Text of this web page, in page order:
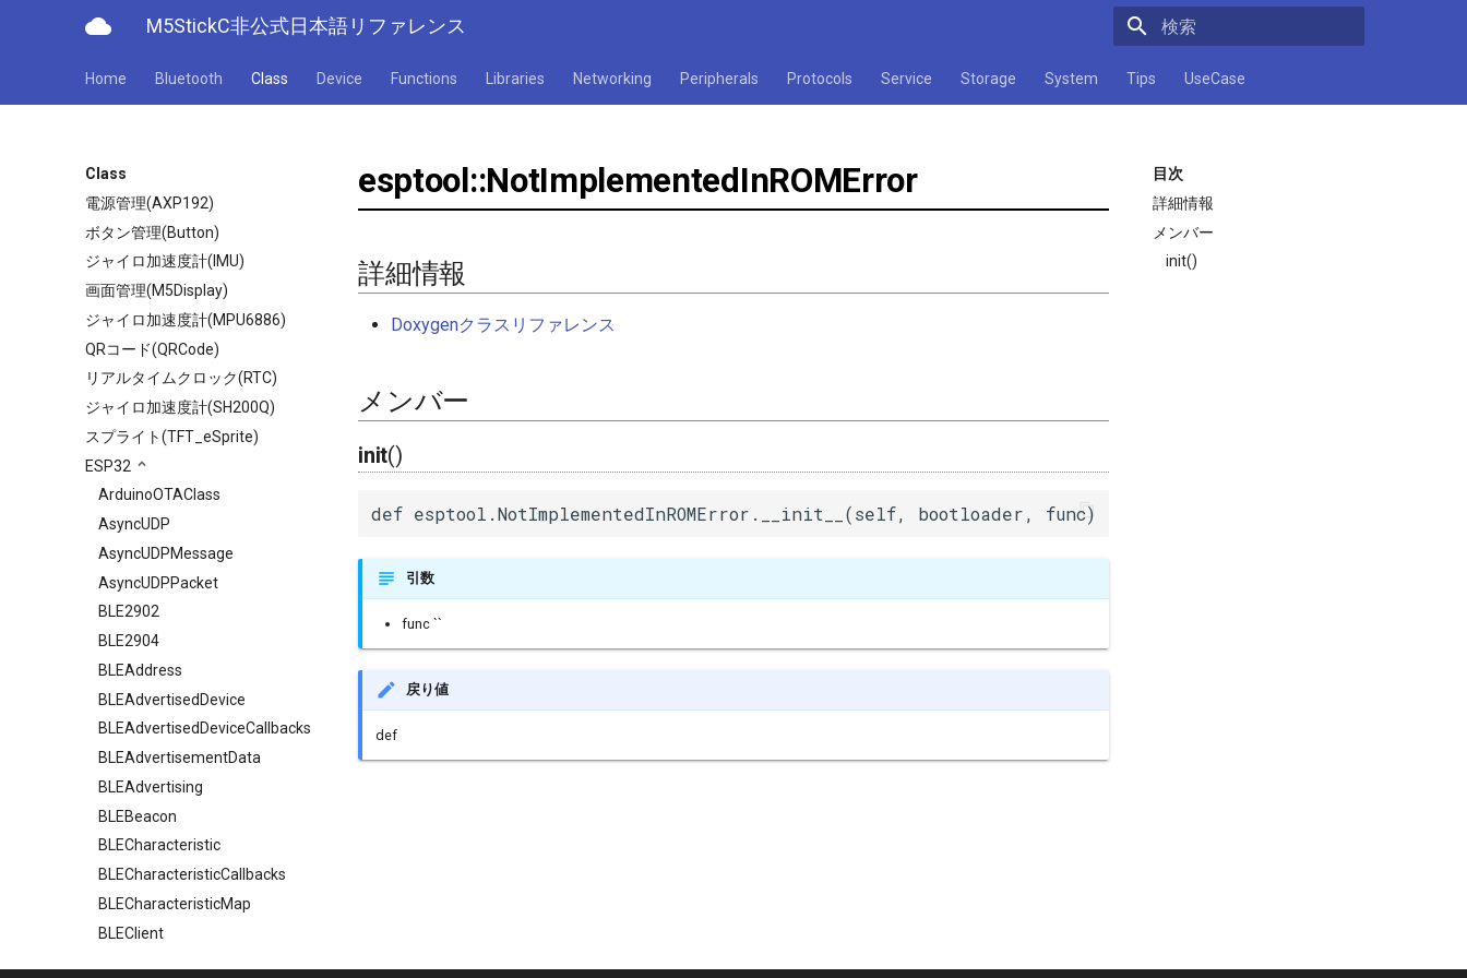
cloud M5StickC非公式日本語リファレンス
Home Bluetooth Class Device Functions Libraries Networking Peripherals Protocols Service Storage System Tips UseCase
Class
電源管理(AXP192)
ボタン管理(Button)
ジャイロ加速度計(IMU)
画面管理(M5Display)
ジャイロ加速度計(MPU6886)
QRコード(QRCode)
リアルタイムクロック(RTC)
ジャイロ加速度計(SH200Q)
スプライト(TFT_eSprite)
ESP32
ArduinoOTAClass
AsyncUDP
AsyncUDPMessage
AsyncUDPPacket
BLE2902
BLE2904
BLEAddress
BLEAdvertisedDevice
BLEAdvertisedDeviceCallbacks
BLEAdvertisementData
BLEAdvertising
BLEBeacon
BLECharacteristic
BLECharacteristicCallbacks
BLECharacteristicMap
BLEClient
目次
詳細情報
メンバー
init()
esptool::NotImplementedInROMError
詳細情報
Doxygenクラスリファレンス
メンバー
init()
def esptool.NotImplementedInROMError.__init__(self, bootloader, func)
引数
func ``
戻り値
def